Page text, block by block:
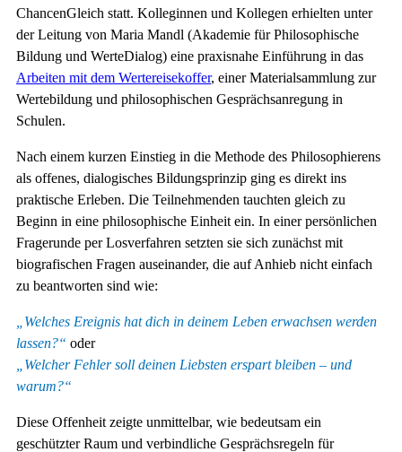
ChancenGleich statt. Kolleginnen und Kollegen erhielten unter
der Leitung von Maria Mandl (Akademie für Philosophische
Bildung und WerteDialog) eine praxisnahe Einführung in das
Arbeiten mit dem Wertereisekoffer, einer Materialsammlung zur
Wertebildung und philosophischen Gesprächsanregung in
Schulen.
Nach einem kurzen Einstieg in die Methode des Philosophierens
als offenes, dialogisches Bildungsprinzip ging es direkt ins
praktische Erleben. Die Teilnehmenden tauchten gleich zu
Beginn in eine philosophische Einheit ein. In einer persönlichen
Fragerunde per Losverfahren setzten sie sich zunächst mit
biografischen Fragen auseinander, die auf Anhieb nicht einfach
zu beantworten sind wie:
„Welches Ereignis hat dich in deinem Leben erwachsen werden
lassen?“ oder
„Welcher Fehler soll deinen Liebsten erspart bleiben – und
warum?“
Diese Offenheit zeigte unmittelbar, wie bedeutsam ein
geschützter Raum und verbindliche Gesprächsregeln für